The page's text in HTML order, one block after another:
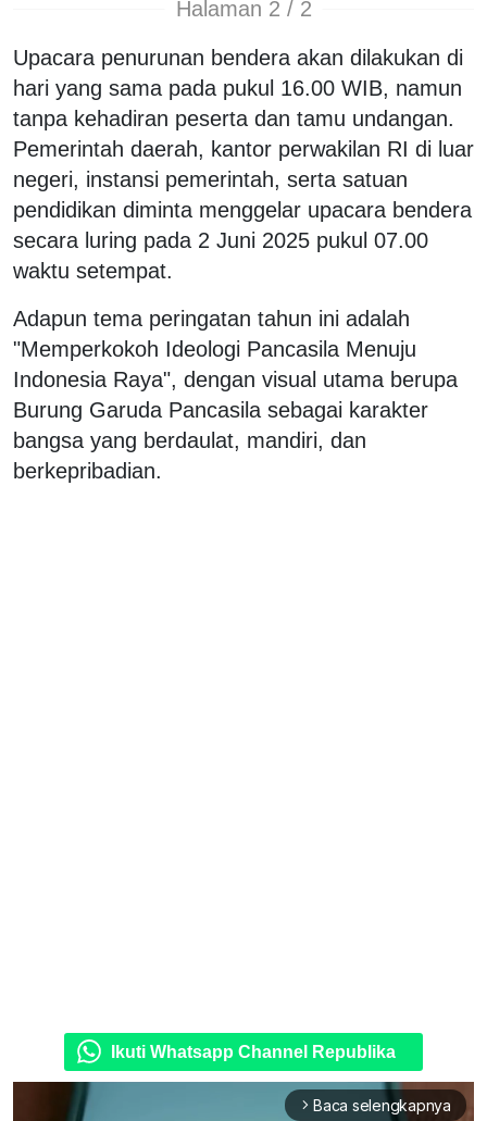
Halaman 2 / 2
Upacara penurunan bendera akan dilakukan di
hari yang sama pada pukul 16.00 WIB, namun
tanpa kehadiran peserta dan tamu undangan.
Pemerintah daerah, kantor perwakilan RI di luar
negeri, instansi pemerintah, serta satuan
pendidikan diminta menggelar upacara bendera
secara luring pada 2 Juni 2025 pukul 07.00
waktu setempat.
Adapun tema peringatan tahun ini adalah
"Memperkokoh Ideologi Pancasila Menuju
Indonesia Raya", dengan visual utama berupa
Burung Garuda Pancasila sebagai karakter
bangsa yang berdaulat, mandiri, dan
berkepribadian.
Ikuti Whatsapp Channel Republika
arrow_forward_ios Baca selengkapnya